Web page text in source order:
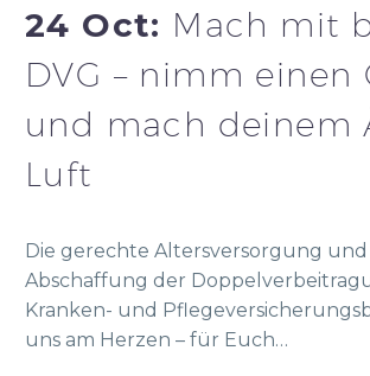
24 Oct: Mach mit
DVG – nimm einen
und mach deinem
Luft
Die gerechte Altersversorgung
Abschaffung der
Kranken- und
uns am Herzen – für Euch…